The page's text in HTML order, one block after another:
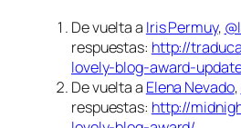
De vuelta a Iris Permuy,
respuestas: http://
lovely-blog-award-
De vuelta a Elena Nevado,
respuestas: http://